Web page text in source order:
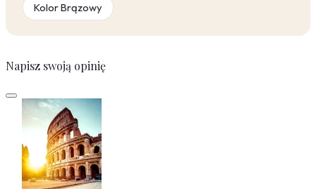
Kolor Brązowy
Napisz swoją opinię